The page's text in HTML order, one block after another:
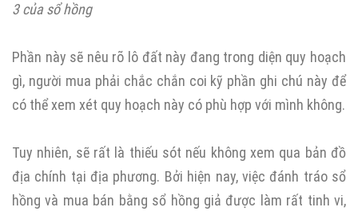
3 của sổ hồng
Phần này sẽ nêu rõ lô đất này đang trong diện quy hoạch
gì, người mua phải chắc chắn coi kỹ phần ghi chú này để
có thể xem xét quy hoạch này có phù hợp với mình không.
Tuy nhiên, sẽ rất là thiếu sót nếu không xem qua bản đồ
địa chính tại địa phương. Bởi hiện nay, việc đánh tráo sổ
hồng và mua bán bằng sổ hồng giả được làm rất tinh vi,